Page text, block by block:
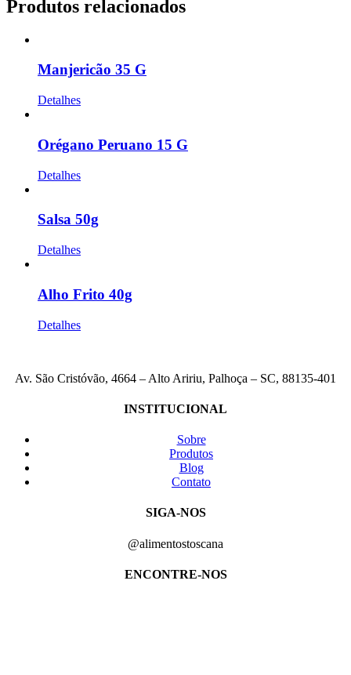
Produtos relacionados
Manjericão 35 G
Detalhes
Orégano Peruano 15 G
Detalhes
Salsa 50g
Detalhes
Alho Frito 40g
Detalhes
Av. São Cristóvão, 4664 – Alto Aririu, Palhoça – SC, 88135-401
INSTITUCIONAL
Sobre
Produtos
Blog
Contato
SIGA-NOS
@alimentostoscana
ENCONTRE-NOS